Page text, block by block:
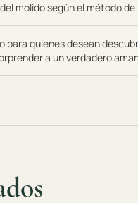
molido según el método
para quienes desean
a un verdadero